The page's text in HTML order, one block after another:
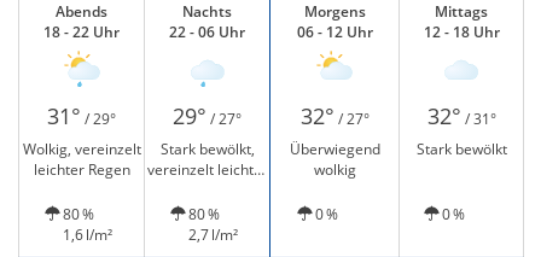
Abends
18 - 22 Uhr
Nachts
22 - 06 Uhr
Morgens
06 - 12 Uhr
Mittags
12 - 18 Uhr
31° / 29° 29° / 27° 32° / 27° 32° / 31°
Wolkig, vereinzelt
leichter Regen
Stark bewölkt,
vereinzelt leichter
Überwiegend
wolkig
Stark bewölkt
80 %
1,6 l/m²
80 %
2,7 l/m²
0 % 0 %